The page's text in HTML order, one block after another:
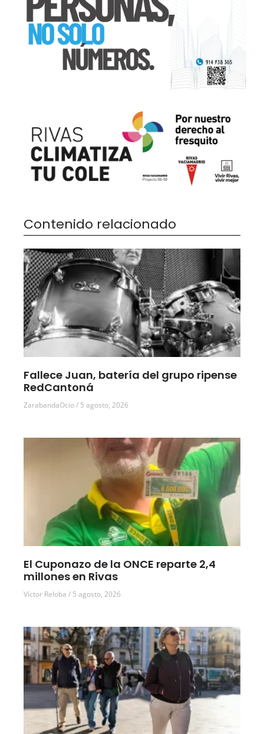
Contenido relacionado
Fallece Juan, batería del grupo ripense
RedCantoná
ZarabandaOcio 5 agosto, 2026
El Cuponazo de la ONCE reparte 2,4
millones en Rivas
Víctor Reloba 5 agosto, 2026